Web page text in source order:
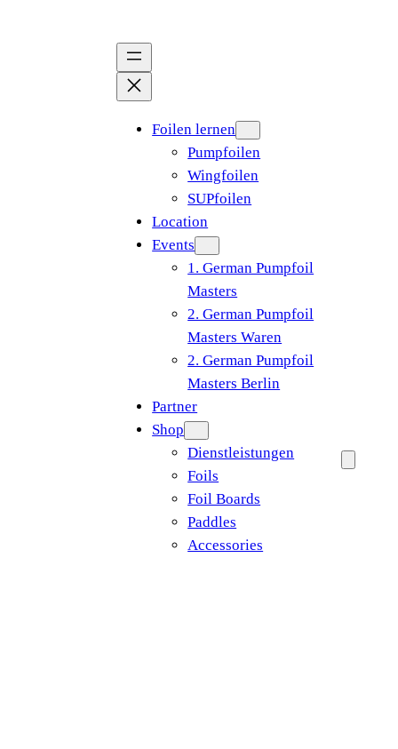
Foilen lernen
Pumpfoilen
Wingfoilen
SUPfoilen
Location
Events
1. German Pumpfoil
Masters
2. German Pumpfoil
Masters Waren
2. German Pumpfoil
Masters Berlin
Partner
Shop
Dienstleistungen
Foils
Foil Boards
Paddles
Accessories